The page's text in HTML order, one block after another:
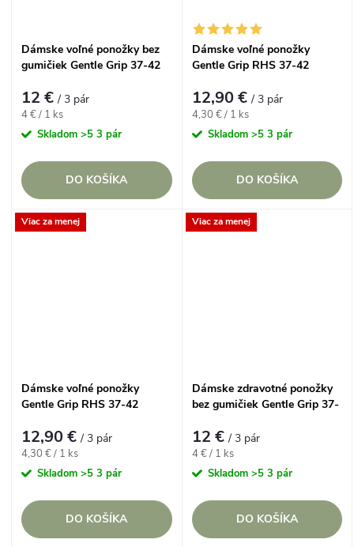
Dámske voľné ponožky bez
gumičiek Gentle Grip 37-42
3 páry
12 €/ 3 pár
Jednotková
cena:
4 € / 1 ks
Skladom >5 3 pár
DO KOŠÍKA
Dámske voľné ponožky
Gentle Grip RHS 37-42
flórou, 3 páry
12,90 €/ 3 pár
Jednotková
cena:
4,30 € / 1 ks
Skladom >5 3 pár
DO KOŠÍKA
Viac za menej
Dámske voľné ponožky
Gentle Grip RHS 37-42
rozkvitnutou záhradou, 3
páry
12,90 €/ 3 pár
Jednotková
cena:
4,30 € / 1 ks
Skladom >5 3 pár
DO KOŠÍKA
Viac za menej
Dámske zdravotné ponožky
bez gumičiek Gentle Grip 37-
Lesné zvieratká a psík, 3 páry
12 €/ 3 pár
Jednotková
cena:
4 € / 1 ks
Skladom >5 3 pár
DO KOŠÍKA